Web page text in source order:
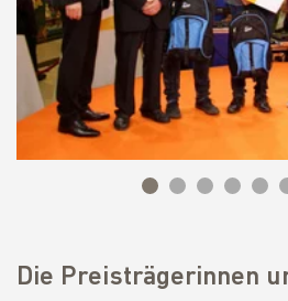
Die Preisträgerinnen